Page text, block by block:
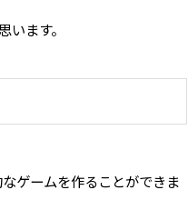
ます。
ゲームを作ることができま